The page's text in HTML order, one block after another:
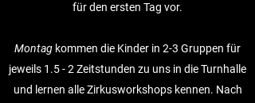
für den ersten Tag vor.
Montag kommen die Kinder in 2-3 Gruppen für
jeweils 1.5 - 2 Zeitstunden zu uns in die Turnhalle
und lernen alle Zirkusworkshops kennen. Nach